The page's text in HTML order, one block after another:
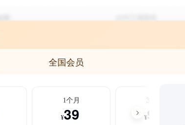
全国会员
1个月
¥39
3个月
¥99